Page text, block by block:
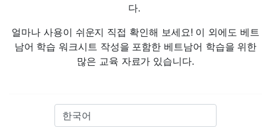
다.
얼마나 사용이 쉬운지 직접 확인해 보세요! 이 외에도 베트
남어 학습 워크시트 작성을 포함한 베트남어 학습을 위한
많은 교육 자료가 있습니다.